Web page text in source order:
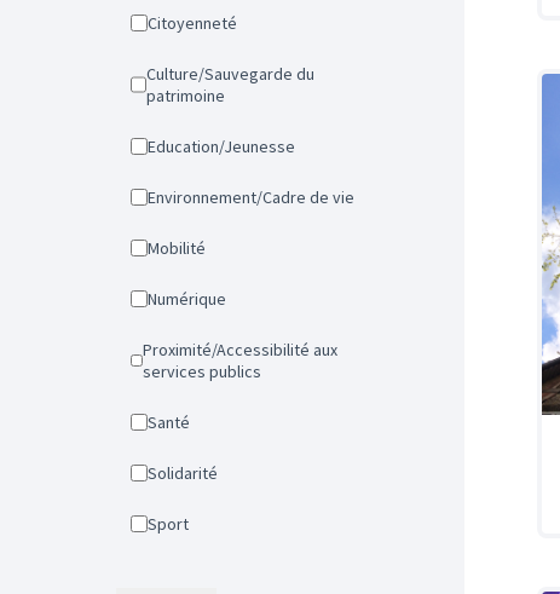
Citoyenneté
Culture/Sauvegarde du
patrimoine
Education/Jeunesse
Environnement/Cadre de vie
Mobilité
Numérique
Proximité/Accessibilité aux
services publics
Santé
Solidarité
Sport